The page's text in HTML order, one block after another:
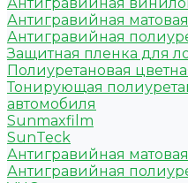
Антигравийная
Антигравийная
Антигравийная
Защитная пленка для
Полиуретановая
Тонирующая
автомобиля
Sunmaxfilm
SunTeck
Антигравийная
Антигравийная